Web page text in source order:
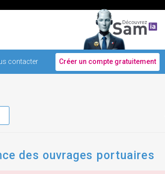
contacter Créer un compte gratuitement
des ouvrages portuaires